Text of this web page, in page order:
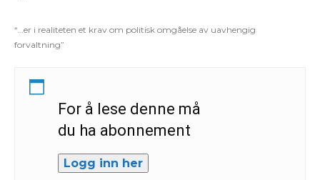
“…er i realiteten et krav om politisk omgåelse av uavhengig
forvaltning”
For å lese denne må
du ha abonnement
Logg inn her